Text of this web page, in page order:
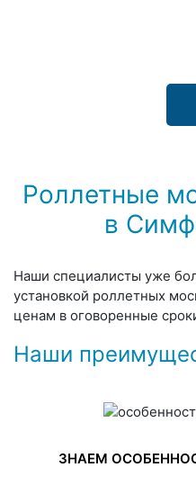
Роллетные
в
Наши специалисты уже
установкой роллетных
ценам в оговоренные
Наши
ЗНАЕМ